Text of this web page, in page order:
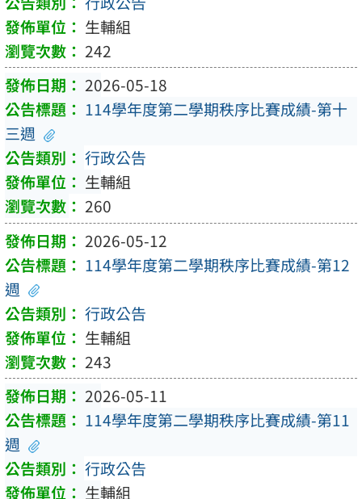
生輔組
242
2026-05-18
114學年度第二學期秩序比賽成績-第十
三週
行政公告
生輔組
260
2026-05-12
114學年度第二學期秩序比賽成績-第12
週
行政公告
生輔組
243
2026-05-11
114學年度第二學期秩序比賽成績-第11
週
行政公告
生輔組